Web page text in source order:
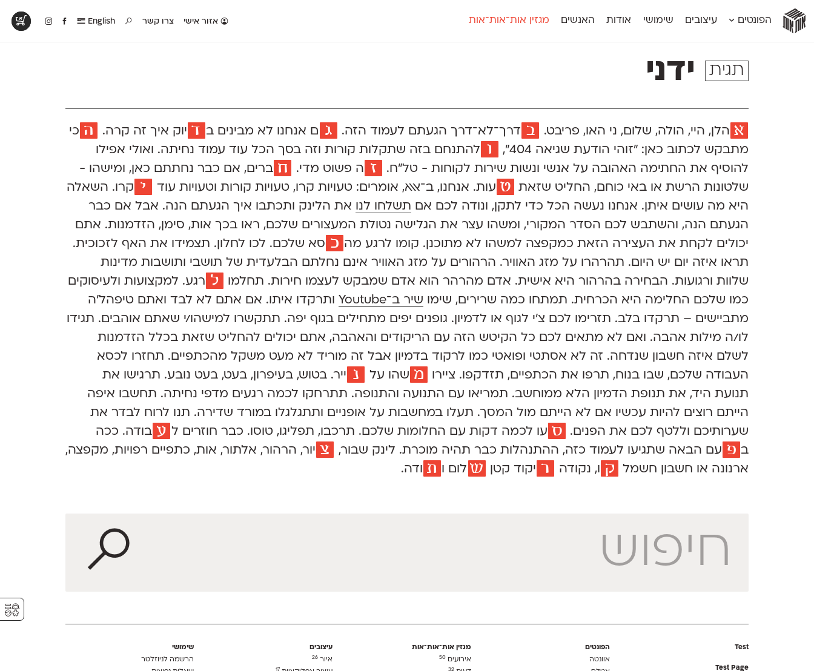
אותאות
אותאות
אות
אות
הפונטים עיצובים שימושי אודות האנשים מגזין אות־אות־אות אזור אישי צרו קשר English
אינדקס מונו
אלמוני צר
אמביוולנטי צר
אנומליה
בר־לב
לוי
נוילנד
סינופסיס
פריימריז
פרנק־רי צר
תעמולה
תגית ידני
א הלן, היי, הולה, שלום, ני האו, פריבט. ב דרך־לא־דרךהגעתם לעמוד הזה. ג ם אנחנו לא מבינים ב ד יוק איך זה קרה. ה כי
מתבקש לכתוב כאן: ״זוהי הודעת שגיאה 404״,
ו להתנחם בזה שתקלות קורות וזה בסך הכל עוד עמוד נחיתה. ואולי אפילו
להוסיף את החתימה האהובה על אנשי ונשות שירות לקוחות - טל״ח.
ז ה פשוט מדי. ח ברים, אם כבר נחתתם כאן, ומישהו -
שלטונות הרשת או באי כוחם, החליט שזאת
ט עות. אנחנו, ב־אאא, אומרים: טעויות קרו, טעויות קורות וטעויות עוד י קרו. השאלה
היא מה עושים איתן. אנחנו נעשה הכל כדי לתקן, ונודה לכם אם תשלחו לנו את הלינק ותכתבו איך הגעתם הנה. אבל אם כבר
הגעתם הנה, והשתבש לכם הסדר המקורי, ומשהו עצר את הגלישה נטולת המעצורים שלכם, ראו בכך אות, סימן, הזדמנות. אתם
יכולים לקחת את העצירה הזאת כמקפצה למשהו לא מתוכנן. קומו לרגע מה כ סא שלכם. לכו לחלון. תצמידו את האף לזכוכית.
תראו איזה יום יש היום. תהרהרו על מזג האוויר. הרהורים על מזג האוויר אינם נחלתם הבלעדית של תושבי ותושבות מדינות
שלוות ורגועות. הבחירה בהרהור היא אישית. אדם מהרהר הוא אדם שמבקש לעצמו חירות. תחלמו
ל רגע. למקצועות ולעיסוקים
כמו שלכם החלימה היא הכרחית. תמתחו כמה שרירים, שימו שיר ב־Youtube
ותרקדו איתו. אם אתם לא לבד ואתם טיפהל'ה
מתביישים – תרקדו בלב. תזרימו לכם צ'י לגוף או לדמיון. גופנים יפים מתחילים בגוף יפה. תתקשרו למישהו/י שאתם אוהבים. תגידו
לו/ה מילות אהבה. ואם לא מתאים לכם כל הקיטש הזה עם הריקודים והאהבה, אתם יכולים להחליט שזאת בכלל הזדמנות
לשלם איזה חשבון שנדחה. זה לא אסתטי ופואטי כמו לרקוד בדמיון אבל זה מוריד לא מעט משקל מהכתפיים. תחזרו לכסא
העבודה שלכם, שבו בנוח, תרפו את הכתפיים, תזדקפו. ציירו
מ שהו על נ ייר. בטוש, בעיפרון, בעט, בעט נובע. תרגישו את
תנועת היד, את תנופת הדמיון הלא ממוחשב. תמריאו עם התנועה והתנופה. תתרחקו לכמה רגעים מדפי נחיתה. תחשבו איפה
הייתם רוצים להיות עכשיו אם לא הייתם מול המסך. תעלו במחשבות על אופניים ותתגלגלו במורד שדירה. תנו לרוח לבדר את
שערותיכם וללטף לכם את הפנים.
ס עו לכמה דקות עם החלומות שלכם. תרכבו, תפליגו, טוסו. כבר חוזרים ל ע בודה. ככה
ב פ עם הבאה שתגיעו לעמוד כזה, ההתנהלות כבר תהיה מוכרת. לינק שבור, צ יור, הרהור, אלתור, אות, כתפיים רפויות, מקפצה,
ארנונה או חשבון חשמל
ק ו, נקודה ר יקודקטן ש לום ו ת ודה.
Test
Test Page
הפונטים
אוונטה
מגזין אות־אות־אות
אירועים 50
32
עיצובים
איור26
17
שימושי
הרשמה לניוזלטר
⚥︎